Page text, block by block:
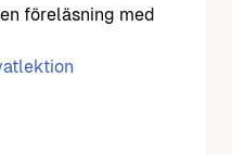
föreläsning med